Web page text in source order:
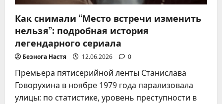
Как снимали “Место встречи изменить
нельзя”: подробная история
легендарного сериала
Безнога Настя 12.06.2026 0
Премьера пятисерийной ленты Станислава
Говорухина в ноябре 1979 года парализовала
улицы: по статистике, уровень преступности в